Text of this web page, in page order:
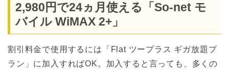
2,980円で24ヵ月使える「So-net モ
バイル WiMAX 2+」
割引料金で使用するには「Flat ツープラス ギガ放題プ
ラン」に加入すればOK。加入すると言っても、多くの